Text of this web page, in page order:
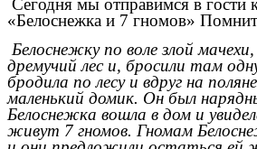
Сегодня мы отправимся в гости
«Белоснежка и 7 гномов»
Белоснежку по воле злой
дремучий лес и, бросили там
бродила по лесу и вдруг на
маленький домик. Он был
Белоснежка вошла в дом и
живут 7 гномов. Гномам